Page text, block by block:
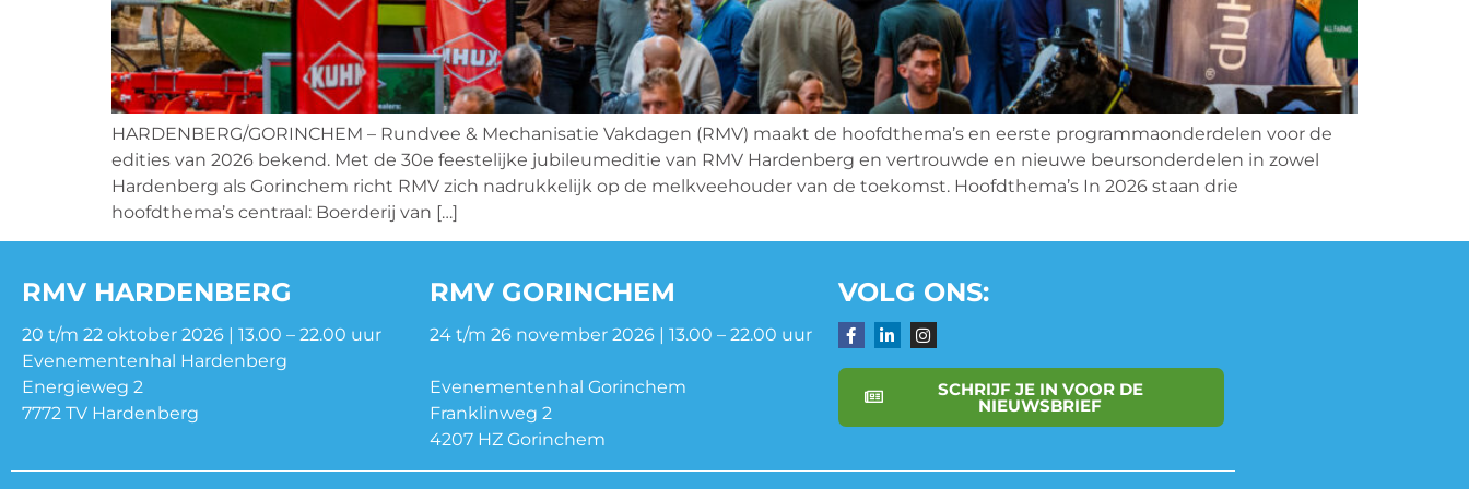
HARDENBERG/GORINCHEM – Rundvee & Mechanisatie Vakdagen (RMV) maakt de hoofdthema’s en eerste programmaonderdelen voor de
edities van 2026 bekend. Met de 30e feestelijke jubileumeditie van RMV Hardenberg en vertrouwde en nieuwe beursonderdelen in zowel
Hardenberg als Gorinchem richt RMV zich nadrukkelijk op de melkveehouder van de toekomst. Hoofdthema’s In 2026 staan drie
hoofdthema’s centraal: Boerderij van […]
RMV HARDENBERG
20 t/m 22 oktober 2026 | 13.00 – 22.00 uur
Evenementenhal Hardenberg
Energieweg 2
7772 TV Hardenberg
RMV GORINCHEM
24 t/m 26 november 2026 | 13.00 – 22.00 uur
Evenementenhal Gorinchem
Franklinweg 2
4207 HZ Gorinchem
VOLG ONS:
SCHRIJF JE IN VOOR DE
NIEUWSBRIEF